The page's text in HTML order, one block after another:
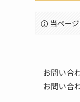
当ペー
お問い合
お問い合